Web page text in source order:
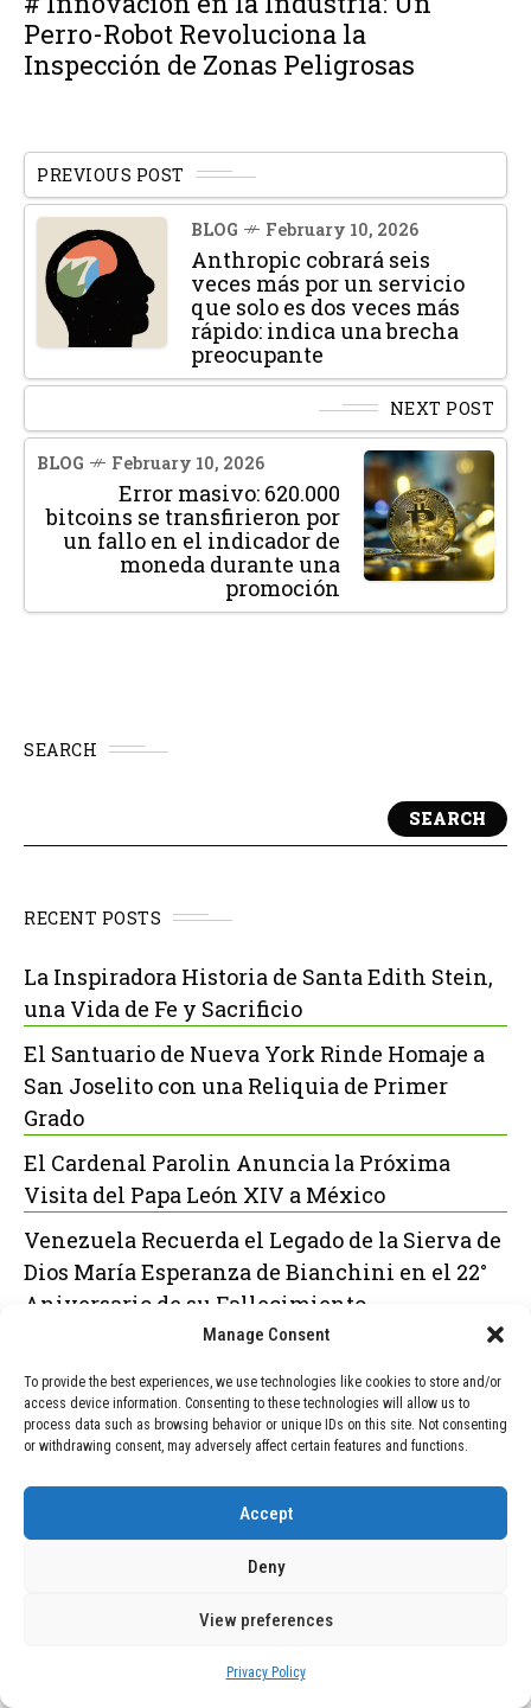
Manage Consent
To provide the best experiences, we use technologies like cookies to store and/or
access device information. Consenting to these technologies will allow us to
process data such as browsing behavior or unique IDs on this site. Not consenting
or withdrawing consent, may adversely affect certain features and functions.
Accept
Deny
View preferences
Privacy Policy
Perro-Robot Revoluciona la
Inspección de Zonas Peligrosas
PREVIOUS POST
BLOG February 10, 2026
Anthropic cobrará seis
veces más por un servicio
que solo es dos veces más
rápido: indica una brecha
preocupante
NEXT POST
BLOG February 10, 2026
Error masivo: 620.000
bitcoins se transfirieron por
un fallo en el indicador de
moneda durante una
promoción
SEARCH
SEARCH
RECENT POSTS
La Inspiradora Historia de Santa Edith Stein,
una Vida de Fe y Sacrificio
El Santuario de Nueva York Rinde Homaje a
San Joselito con una Reliquia de Primer
Grado
El Cardenal Parolin Anuncia la Próxima
Visita del Papa León XIV a México
Venezuela Recuerda el Legado de la Sierva de
Dios María Esperanza de Bianchini en el 22°
Aniversario de su Fallecimiento
Acuerdo Histórico: Hospital Infantil de Texas
Abandona Procedimientos de “Rechazo del
Sexo” en Menores
Vídeo impactante: BYD revela en
grabación cómo añadir 400 km de
rango en apenas 5 minutos de carga